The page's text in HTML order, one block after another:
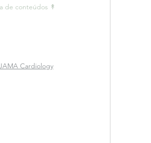
de conteúdos ↟
Cardiology